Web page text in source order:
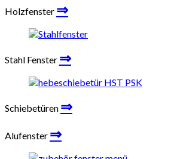
Holzfenster ⇒
Stahl Fenster ⇒
Schiebetüren ⇒
Alufenster ⇒